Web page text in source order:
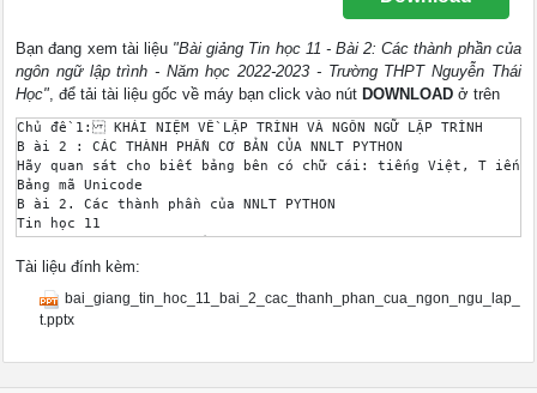
Bạn đang xem tài liệu "Bài giảng Tin học 11 - Bài 2: Các thành phần của
ngôn ngữ lập trình - Năm học 2022-2023 - Trường THPT Nguyễn Thái
Học", để tải tài liệu gốc về máy bạn click vào nút DOWNLOAD ở trên
Chủ đề 1: KHÁI NIỆM VỀ LẬP TRÌNH VÀ NGÔN NGỮ LẬP TRÌNH
B ài 2 : CÁC THÀNH PHẦN CƠ BẢN CỦA NNLT PYTHON
Hãy quan sát cho biết bảng bên có chữ cái: tiếng Việt, T iếng
Bảng mã Unicode
B ài 2. Các thành phần của NNLT PYTHON
Tin học 11
Mỗi ngôn ngữ lập trình thường có ba thành phần cơ bản:
Tin học 11
1. Các thành phần cơ bản
Tài liệu đính kèm:
bai_giang_tin_hoc_11_bai_2_cac_thanh_phan_cua_ngon_ngu_lap_
t.pptx